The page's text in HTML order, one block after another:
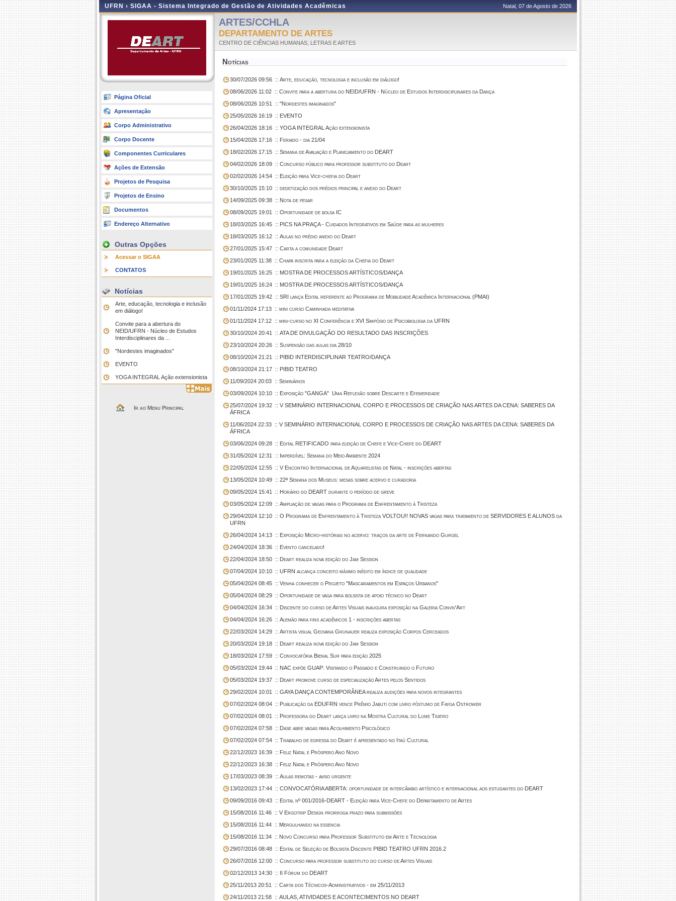
UFRN › SIGAA - Sistema Integrado de Gestão de Atividades Acadêmicas Natal, 07 de Agosto de 2026
Página Oficial
Apresentação
Corpo Administrativo
Corpo Docente
Componentes Curriculares
Ações de Extensão
Projetos de Pesquisa
Projetos de Ensino
Documentos
Endereço Alternativo
Outras Opções
Acessar o SIGAA
CONTATOS
Notícias
Arte, educação, tecnologia e inclusão
em diálogo!
Convite para a abertura do
NEID/UFRN - Núcleo de Estudos
Interdisciplinares da ...
"Nordestes imaginados"
EVENTO
YOGA INTEGRAL Ação extensionista
Ir ao Menu Principal
ARTES/CCHLA
DEPARTAMENTO DE ARTES
CENTRO DE CIÊNCIAS HUMANAS, LETRAS E ARTES
Notícias
30/07/2026 09:56 :: Arte, educação, tecnologia e inclusão em diálogo!
08/06/2026 11:02 :: Convite para a abertura do NEID/UFRN - Núcleo de Estudos Interdisciplinares da Dança
08/06/2026 10:51
:: "Nordestes imaginados"
25/05/2026 16:19 :: EVENTO
26/04/2026 18:16 :: YOGA INTEGRAL Ação extensionista
15/04/2026 17:16 :: Feriado - dia 21/04
18/02/2026 17:15 :: Semana de Avaliação e Planejamento do DEART
04/02/2026 18:09 :: Concurso público para professor substituto do Deart
02/02/2026 14:54 :: Eleição para Vice-chefia do Deart
30/10/2025 15:10 :: dedetização dos prédios principal e anexo do Deart
14/09/2025 09:38 :: Nota de pesar
08/09/2025 19:01
:: Oportunidade de bolsa IC
18/03/2025 16:45 :: PICS NA PRAÇA - Cuidados Integrativos em Saúde para as mulheres
18/03/2025 16:12 :: Aulas no prédio anexo do Deart
27/01/2025 15:47 :: Carta a comunidade Deart
23/01/2025 11:38 :: Chapa inscrita para a eleição da Chefia do Deart
19/01/2025 16:25 :: MOSTRA DE PROCESSOS ARTÍSTICOS/DANÇA
19/01/2025 16:24 :: MOSTRA DE PROCESSOS ARTÍSTICOS/DANÇA
17/01/2025 19:42 :: SRI lança Edital referente ao Programa de Mobilidade Acadêmica Internacional (PMAI)
01/11/2024 17:13 :: mini curso Caminhada meditativa
01/11/2024 17:12 :: mini-curso no XI Conferência e XVI Simpósio de Psicobiologia da UFRN
30/10/2024 20:41
:: ATA DE DIVULGAÇÃO DO RESULTADO DAS INSCRIÇÕES
23/10/2024 20:26 :: Suspensão das aulas dia 28/10
08/10/2024 21:21
:: PIBID INTERDISCIPLINAR TEATRO/DANÇA
08/10/2024 21:17 :: PIBID TEATRO
11/09/2024 20:03 :: Seminários
03/09/2024 10:10 :: Exposição "GANGA"  Uma Reflexão sobre Descarte e Efemeridade
25/07/2024 19:32 :: V SEMINÁRIO INTERNACIONAL CORPO E PROCESSOS DE CRIAÇÃO NAS ARTES DA CENA: SABERES DA
ÁFRICA
11/06/2024 22:33 :: V SEMINÁRIO INTERNACIONAL CORPO E PROCESSOS DE CRIAÇÃO NAS ARTES DA CENA: SABERES DA
ÁFRICA
03/06/2024 09:28 :: Edital RETIFICADO para eleição de Chefe e Vice-Chefe do DEART
31/05/2024 12:31
:: Imperdível: Semana do Meio Ambiente 2024
22/05/2024 12:55 :: V Encontro Internacional de Aquarelistas de Natal - inscrições abertas
13/05/2024 10:49 :: 22ª Semana dos Museus: mesas sobre acervo e curadoria
09/05/2024 15:41
:: Horário do DEART durante o período de greve
03/05/2024 12:09 :: Ampliação de vagas para o Programa de Enfrentamento à Tristeza
29/04/2024 12:10 :: O Programa de Enfrentamento à Tristeza VOLTOU!! NOVAS vagas para tratamento de SERVIDORES E ALUNOS da
UFRN
26/04/2024 14:13 :: Exposição Micro-histórias no acervo: traços da arte de Fernando Gurgel
24/04/2024 18:36 :: Evento cancelado!
22/04/2024 18:50 :: Deart realiza nova edição do Jam Session
07/04/2024 10:10 :: UFRN alcança conceito máximo inédito em índice de qualidade
05/04/2024 08:45 :: Venha conhecer o Projeto "Mascaramentos em Espaços Urbanos"
05/04/2024 08:29 :: Oportunidade de vaga para bolsista de apoio técnico no Deart
04/04/2024 16:34 :: Discente do curso de Artes Visuais inaugura exposição na Galeria Conviv'Art
04/04/2024 16:26 :: Alemão para fins acadêmicos 1 - inscrições abertas
22/03/2024 14:29 :: Artista visual Geovana Grunauer realiza exposição Corpos Cerceados
20/03/2024 19:18 :: Deart realiza nova edição do Jam Session
18/03/2024 17:59 :: Convocatória Bienal Sur para edição 2025
05/03/2024 19:44 :: NAC expõe GUAP: Visitando o Passado e Construindo o Futuro
05/03/2024 19:37 :: Deart promove curso de especialização Artes pelos Sentidos
29/02/2024 10:01
:: GAYA DANÇA CONTEMPORÂNEA realiza audições para novos integrantes
07/02/2024 08:04 :: Publicação da EDUFRN vence Prêmio Jabuti com livro póstumo de Fayga Ostrower
07/02/2024 08:01
:: Professora do Deart lança livro na Mostra Cultural do Lume Teatro
07/02/2024 07:58 :: Dase abre vagas para Acolhimento Psicológico
07/02/2024 07:54 :: Trabalho de egressa do Deart é apresentado no Itaú Cultural
22/12/2023 16:39 :: Feliz Natal e Próspero Ano Novo
22/12/2023 16:38 :: Feliz Natal e Próspero Ano Novo
17/03/2023 08:39 :: Aulas remotas - aviso urgente
13/02/2023 17:44 :: CONVOCATÓRIA ABERTA: oportunidade de intercâmbio artístico e internacional aos estudantes do DEART
09/09/2016 09:43 :: Edital nº 001/2016-DEART - Eleição para Vice-Chefe do Departamento de Artes
15/08/2016 11:46 :: V Ergotrip Design prorroga prazo para submissões
15/08/2016 11:44 :: Mergulhando na essencia
15/08/2016 11:34 :: Novo Concurso para Professor Substituto em Arte e Tecnologia
29/07/2016 08:48 :: Edital de Seleção de Bolsista Discente PIBID TEATRO UFRN 2016.2
26/07/2016 12:00 :: Concurso para professor substituto do curso de Artes Visuais
02/12/2013 14:30 :: II Fórum do DEART
25/11/2013 20:51
:: Carta dos Técnicos-Administrativos - em 25/11/2013
24/11/2013 21:58 :: AULAS, ATIVIDADES E ACONTECIMENTOS NO DEART